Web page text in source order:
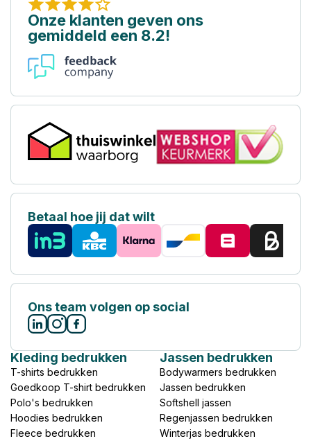
Onze klanten geven ons
gemiddeld een 8.2!
Betaal hoe jij dat wilt
Ons team volgen op social
Kleding bedrukken
T-shirts bedrukken
Goedkoop T-shirt bedrukken
Polo's bedrukken
Hoodies bedrukken
Fleece bedrukken
Jassen bedrukken
Bodywarmers bedrukken
Jassen bedrukken
Softshell jassen
Regenjassen bedrukken
Winterjas bedrukken